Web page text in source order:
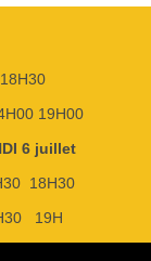
19H00
6 juillet
18H30
19H